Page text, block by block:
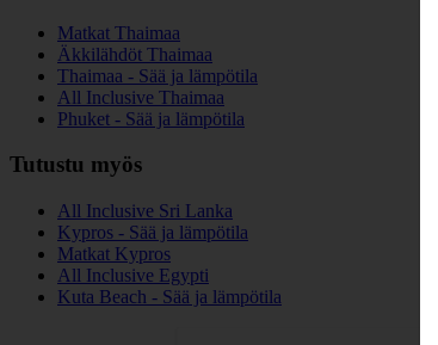
Matkat Thaimaa
Äkkilähdöt Thaimaa
Thaimaa - Sää ja lämpötila
All Inclusive Thaimaa
Phuket - Sää ja lämpötila
Tutustu myös
All Inclusive Sri Lanka
Kypros - Sää ja lämpötila
Matkat Kypros
All Inclusive Egypti
Kuta Beach - Sää ja lämpötila